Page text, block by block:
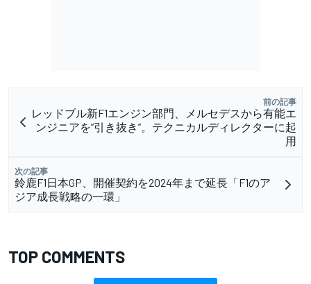
前の記事
レッドブル新F1エンジン部門、メルセデスから有能エ
ンジニアを”引き抜き”。テクニカルディレクターに起
用
次の記事
鈴鹿F1日本GP、開催契約を2024年まで延長「F1のア
ジア成長戦略の一環」
TOP COMMENTS